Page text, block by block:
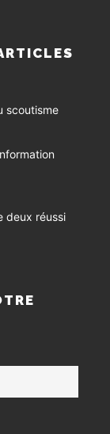
scoutisme
deux réussi